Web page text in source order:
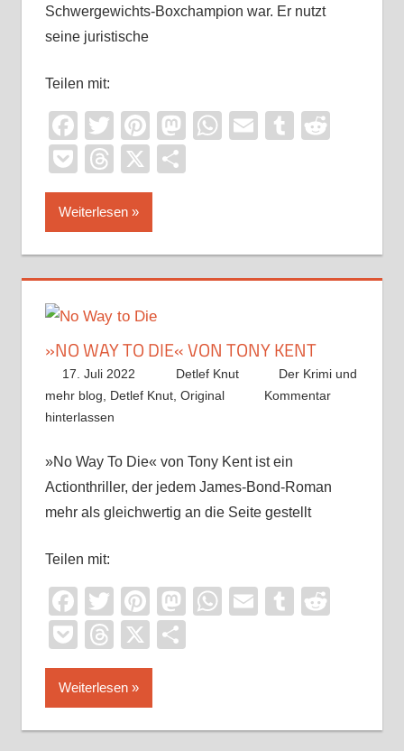
Schwergewichts-Boxchampion war. Er nutzt
seine juristische
Teilen mit:
Facebook
TwitterPinterest
Mastodon
WhatsApp
EmailTumblr
PocketThreads
X
Weiterlesen
»NO WAY TO DIE« VON TONY KENT
17. Juli 2022 Detlef Knut
Der Krimi und
mehr blog
Detlef Knut, Original
Kommentar
hinterlassen
»No Way To Die« von Tony Kent ist ein
Actionthriller, der jedem James-Bond-Roman
mehr als gleichwertig an die Seite gestellt
Teilen mit:
Facebook
TwitterPinterest
Mastodon
WhatsApp
EmailTumblr
PocketThreads
X
Weiterlesen